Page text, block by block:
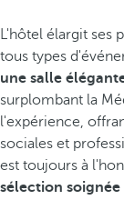
L'hôtel élargit ses
tous types
une salle
surplombant la
l'expérience,
sociales et
est toujours à
sélection soignée